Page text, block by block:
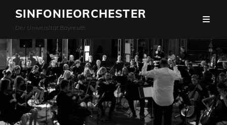
SINFONIEORCHESTER
Der Universität Bayreuth